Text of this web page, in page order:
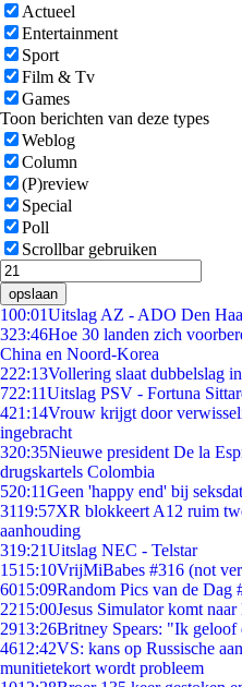
Actueel
Entertainment
Sport
Film & Tv
Games
Toon berichten van deze types
Weblog
Column
(P)review
Special
Poll
Scrollbar gebruiken
opslaan
100:01Uitslag AZ - ADO Den
323:46Hoe 30 landen zich
China en Noord-Korea
222:13Vollering slaat dubbelslag
722:11Uitslag PSV - Fortuna
421:14Vrouw krijgt door
ingebracht
320:35Nieuwe president De la
drugskartels Colombia
520:11Geen 'happy end' bij
3119:57XR blokkeert A12 ruim
aanhouding
319:21Uitslag NEC - Telstar
1515:10VrijMiBabes #316 (not
6015:09Random Pics van de Dag
2215:00Jesus Simulator komt
2913:26Britney Spears: "Ik geloof
4612:42VS: kans op Russische
munitietekort wordt probleem